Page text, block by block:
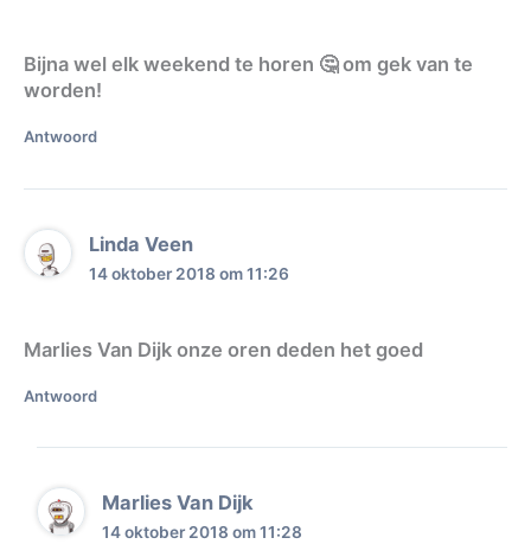
Bijna wel elk weekend te horen 🤔 om gek van te
worden!
Antwoord
Linda Veen
14 oktober 2018 om 11:26
Marlies Van Dijk onze oren deden het goed
Antwoord
Marlies Van Dijk
14 oktober 2018 om 11:28